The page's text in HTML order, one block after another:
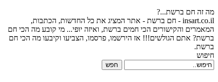
מה זה חם ברשת...?
insart.co.il - חם ברשת - אתר המציג את כל החדשות, הכתבות,
המאמרים והקישורים הכי חמים ברשת, ואיזה יופי... מי קובע מה הכי חם
ברשת? אתם הגולשים!!! אז הירשמו, פרסמו, הצביעו וקיבעו מה הכי חם
ברשת.
חיפוש
חפש